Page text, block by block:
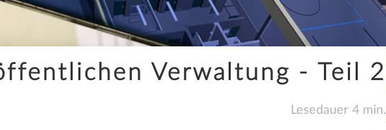
KI
Verwaltung - Teil 2
Lesedauer 4 min.